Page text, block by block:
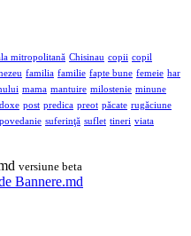
mitropolitană Chisinau copii copil
familia familie fapte bune femeie har
mama mantuire milostenie minune
post predica preot păcate rugăciune
suferinţă suflet tineri viata
versiune beta